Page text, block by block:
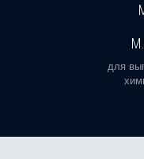
для